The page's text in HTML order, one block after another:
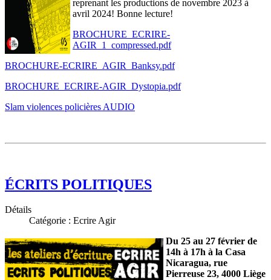
reprenant les productions de novembre 2023 à
avril 2024! Bonne lecture!
BROCHURE_ECRIRE-
AGIR_1_compressed.pdf
BROCHURE-ECRIRE_AGIR_Banksy.pdf
BROCHURE_ECRIRE-AGIR_Dystopia.pdf
Slam violences policières AUDIO
ÉCRITS POLITIQUES
Détails
Catégorie : Ecrire Agir
Du 25 au 27 février de
14h à 17h à la Casa
Nicaragua, rue
Pierreuse 23, 4000 Liège